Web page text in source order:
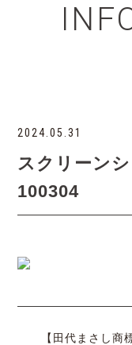
2024.05.31
スクリーン
100304
【田代まさし商